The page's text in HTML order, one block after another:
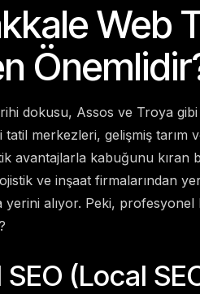
Web
dokusu, Assos ve Troya
tatil merkezleri, gelişmiş tarım
avantajlarla kabuğunu
ve inşaat firmalarından
yerini alıyor. Peki, profesyonel
SEO (Local